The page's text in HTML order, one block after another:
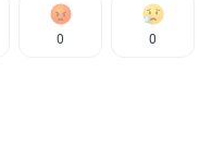
0 0